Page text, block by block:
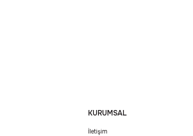
KURUMSAL
İletişim